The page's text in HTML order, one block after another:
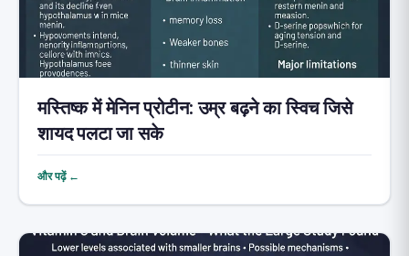
मस्तिष्क में मेनिन प्रोटीन: उम्र बढ़ने का स्विच जिसे
शायद पलटा जा सके
और पढ़ें ←